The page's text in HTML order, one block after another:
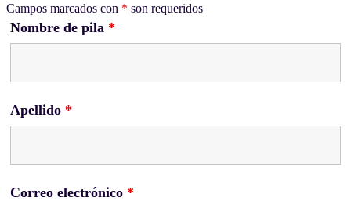
Campos marcados con * son requeridos
Nombre de pila *
Apellido *
Correo electrónico *